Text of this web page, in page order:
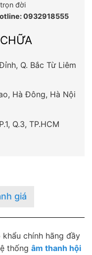
đời
0932918555
Q. Bắc Từ Liêm
Hà Đông, Hà Nội
Q.3, TP.HCM
giá
khẩu chính hãng đầy
thống âm thanh hội